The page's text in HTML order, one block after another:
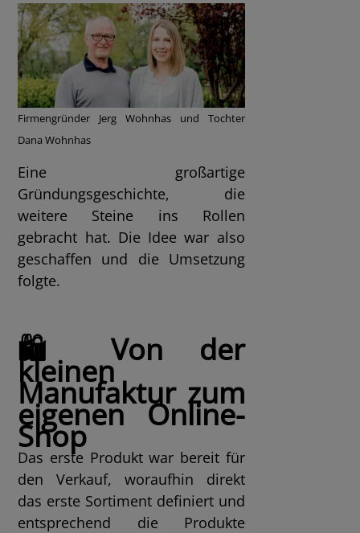
Firmengründer Jerg Wohnhas und Tochter
Dana Wohnhas
Eine großartige
Gründungsgeschichte, die
weitere Steine ins Rollen
gebracht hat. Die Idee war also
geschaffen und die Umsetzung
folgte.
🛍️ Von der
kleinen
Manufaktur zum
eigenen Online-
Shop
Das erste Produkt war bereit für
den Verkauf, woraufhin direkt
das erste Sortiment definiert und
entsprechend die Produkte